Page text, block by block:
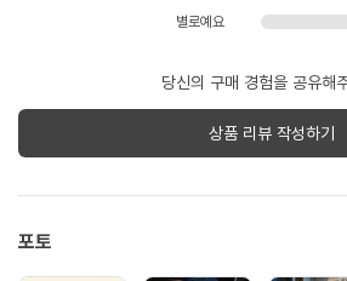
별로예요
당신의 구매 경험을 공유해
상품 리뷰 작성하기
포토